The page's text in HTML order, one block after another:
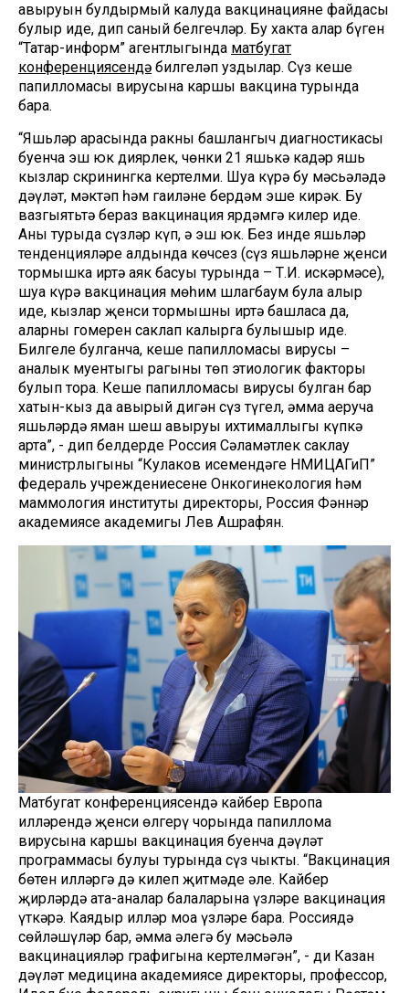
авыруын булдырмый калуда вакцинациянең файдасы
булыр иде, дип саный белгечләр. Бу хакта алар бүген
“Татар-информ” агентлыгында матбугат
конференциясендә билгеләп уздылар. Сүз кеше
папилломасы вирусына каршы вакцина турында
бара.
“Яшьләр арасында ракның башлангыч диагностикасы
буенча эш юк диярлек, чөнки 21 яшькә кадәр яшь
кызлар скринингка кертелми. Шуңа күрә бу мәсьәләдә
дәүләт, мәктәп һәм гаиләнең бердәм эше кирәк. Бу
вазгыятьтә бераз вакцинация ярдәмгә килер иде.
Аның турыда сүзләр күп, ә эш юк. Без инде яшьләр
тенденцияләре алдында көчсез (сүз яшьләрнең җенси
тормышка иртә аяк басуы турында – Т.И. искәрмәсе),
шуңа күрә вакцинация мөһим шлагбаум була алыр
иде, кызлар җенси тормышны иртә башласа да,
аларның гомерен саклап калырга булышыр иде.
Билгеле булганча, кеше папилломасы вирусы –
аналык муентыгы рагының төп этиологик факторы
булып тора. Кеше папилломасы вирусы булган бар
хатын-кыз да авырый дигән сүз түгел, әмма аеруча
яшьләрдә яман шеш авыруы ихтималлыгы күпкә
арта”, - дип белдерде Россия Сәламәтлек саклау
министрлыгының “Кулаков исемендәге НМИЦАГиП”
федераль учреждениесенең Онкогинекология һәм
маммология институты директоры, Россия Фәннәр
академиясе академигы Лев Ашрафян.
Матбугат конференциясендә кайбер Европа
илләрендә җенси өлгерү чорында папиллома
вирусына каршы вакцинация буенча дәүләт
программасы булуы турында сүз чыкты. “Вакцинация
бөтен илләргә дә килеп җитмәде әле. Кайбер
җирләрдә ата-аналар балаларына үзләре вакцинация
үткәрә. Каядыр илләр моңа үзләре бара. Россиядә
сөйләшүләр бар, әмма әлегә бу мәсьәлә
вакцинацияләр графигына кертелмәгән”, - ди Казан
дәүләт медицина академиясе директоры, профессор,